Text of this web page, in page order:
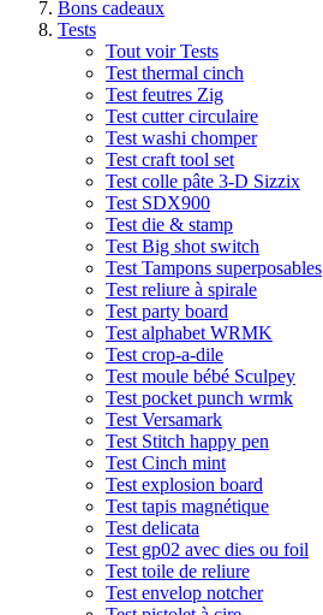
Bons cadeaux
Tests
Tout voir Tests
Test thermal cinch
Test feutres Zig
Test cutter circulaire
Test washi chomper
Test craft tool set
Test colle pâte 3-D Sizzix
Test SDX900
Test die & stamp
Test Big shot switch
Test Tampons superposables
Test reliure à spirale
Test party board
Test alphabet WRMK
Test crop-a-dile
Test moule bébé Sculpey
Test pocket punch wrmk
Test Versamark
Test Stitch happy pen
Test Cinch mint
Test explosion board
Test tapis magnétique
Test delicata
Test gp02 avec dies ou foil
Test toile de reliure
Test envelop notcher